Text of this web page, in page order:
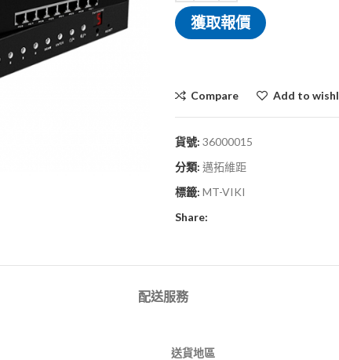
獲取報價
Compare Add to
貨號: 36000015
分類: 邁拓維距
標籤: MT-VIKI
Share:
配送服務
送貨地區